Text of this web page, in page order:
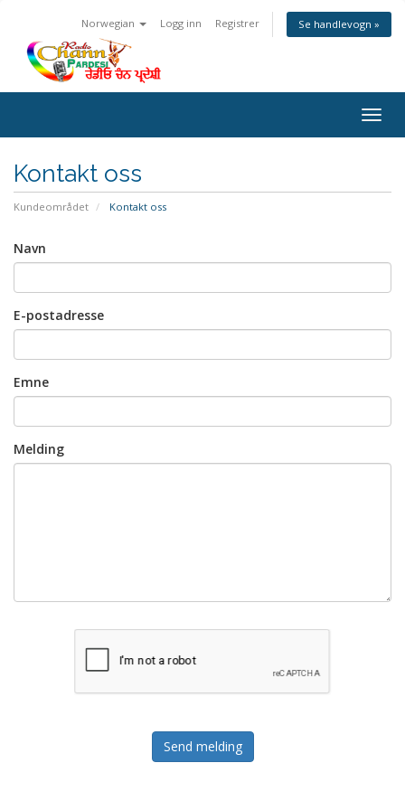
Norwegian Logg inn Registrer Se handlevogn »
Kontakt oss
Kundeområdet Kontakt oss
Navn
E-postadresse
Emne
Melding
Send melding